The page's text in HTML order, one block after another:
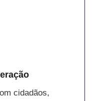
cidadãos,